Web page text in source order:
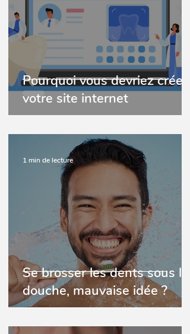
Pourquoi vous devriez créer
votre site internet
Se brosser les dents sous la
douche, mauvaise idée ?
1 min de lecture